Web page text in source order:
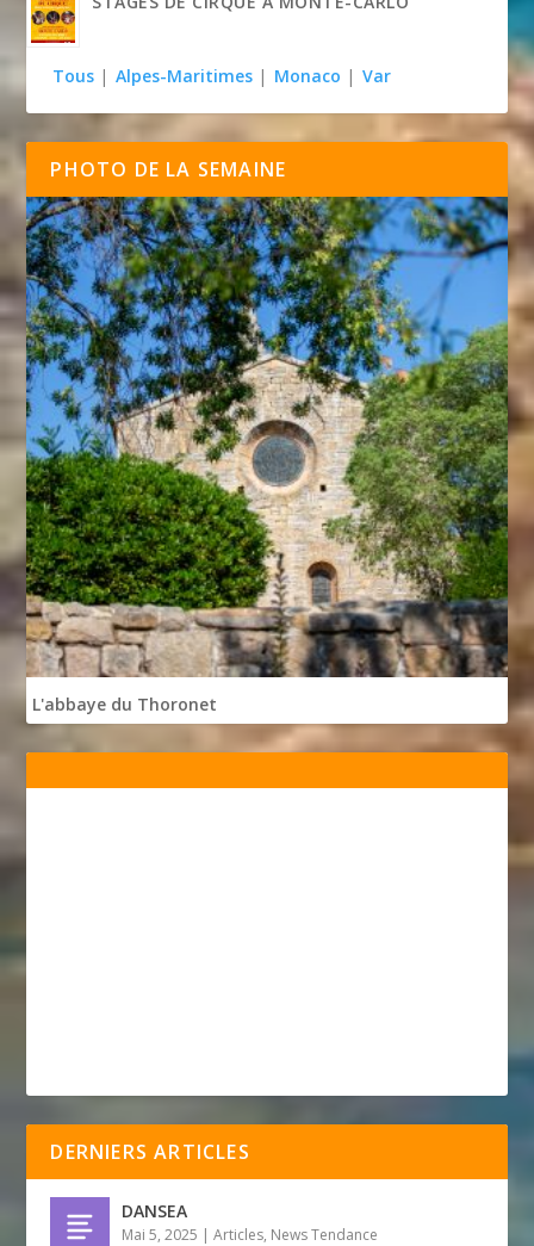
Tous | Alpes-Maritimes | Monaco | Var
PHOTO DE LA SEMAINE
L'abbaye du Thoronet
DERNIERS ARTICLES
DANSEA
Mai 5, 2025 |Articles, News Tendance